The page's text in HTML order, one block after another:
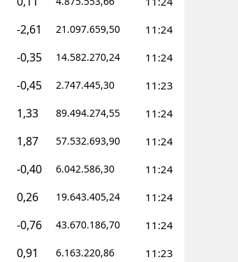
-2,61 21.097.659,50 11:24
-0,35 14.582.270,24 11:24
-0,45 2.747.445,30 11:23
1,33 89.494.274,55 11:24
1,87 57.532.693,90 11:24
-0,40 6.042.586,30 11:24
0,26 19.643.405,24 11:24
-0,76 43.670.186,70 11:24
0,91 6.163.220,86 11:23